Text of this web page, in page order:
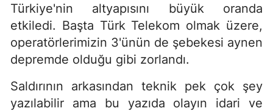
Türkiye'nin altyapısını büyük oranda
etkiledi. Başta Türk Telekom olmak üzere,
operatörlerimizin 3'ünün de şebekesi aynen
depremde olduğu gibi zorlandı.
Saldırının arkasından teknik pek çok şey
yazılabilir ama bu yazıda olayın idari ve